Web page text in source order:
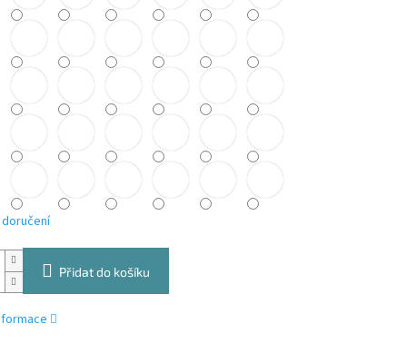
Přidat do košíku